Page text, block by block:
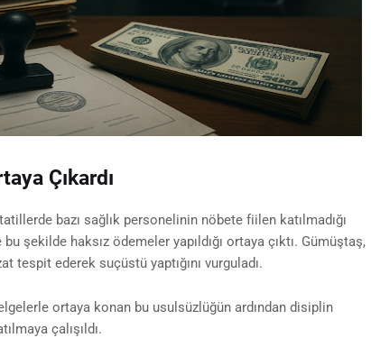
Çıkardı
bazı sağlık personelinin nöbete fiilen katılmadığı
şekilde haksız ödemeler yapıldığı ortaya çıktı. Gümüştaş,
tespit ederek suçüstü yaptığını vurguladı.
ortaya konan bu usulsüzlüğün ardından disiplin
çalışıldı.